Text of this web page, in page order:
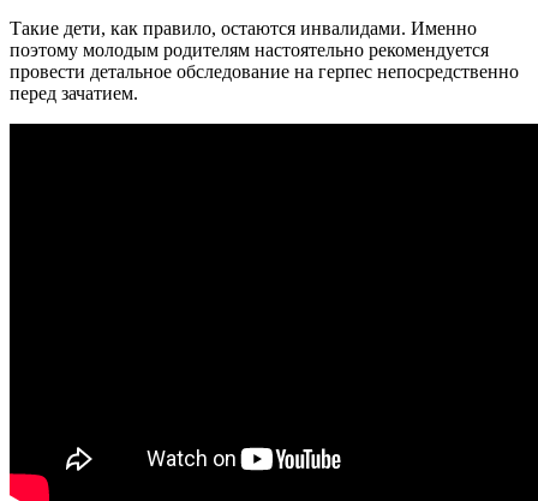
Такие дети, как правило, остаются инвалидами. Именно
поэтому молодым родителям настоятельно рекомендуется
провести детальное обследование на герпес непосредственно
перед зачатием.